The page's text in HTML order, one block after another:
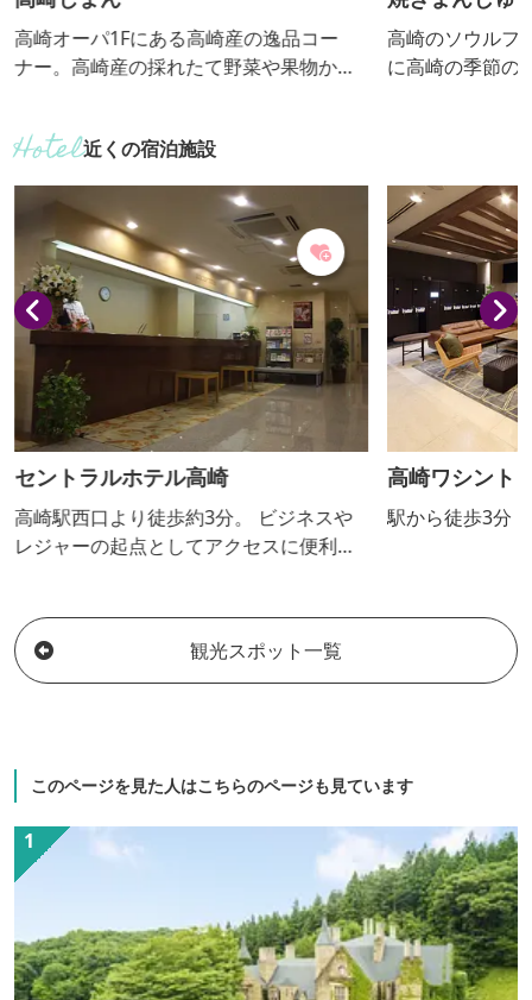
高崎オーパ1Fにある高崎産の逸品コー
ナー。高崎産の採れたて野菜や果物から
ラインナップで、高崎ブランドを盛り上
げるためのコーナー。「高崎ブランド農
産物を育てる会」による厳しい基準をク
リアし承認を受けた農業者が生産した良
質なもののみ。一度食べたらやめられな
くなる高崎の美味しいものが集められて
います。お土産探しに最適です。
高崎のソウルフ
に高崎の季節の
近くの宿泊施設
セントラルホテル高崎
高崎駅西口より徒歩約3分。 ビジネスや
レジャーの起点としてアクセスに便利で
高崎ワシント
駅から徒歩3分！
観光スポット一覧
このページを見た人はこちらのページも見ています